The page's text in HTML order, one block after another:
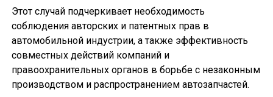
Этот случай подчеркивает необходимость
соблюдения авторских и патентных прав в
автомобильной индустрии, а также эффективность
совместных действий компаний и
правоохранительных органов в борьбе с незаконным
производством и распространением автозапчастей.